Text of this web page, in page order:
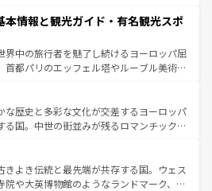
タリアで、忘れられない旅をしてみよう！
リア情報は
の国では、情熱的なフラメンコ、熱気あふ
て美味しいタパスが生活の一部となってい
ードの洗練された雰囲気や、バルセロナの
街角から、地方では古代ローマ遺跡や中世
って風土や気候が異なるスペインはその個
性で訪れる人を魅了する。 なお、新着のスペイン情報は コ
参照してほしい。
本情報と観光ガイド・有名観光スポ
界中の旅行者を魅了し続けるヨーロッパ屈
首都パリのエッフェル塔やルーブル美術館
が詰まっている。華麗な宮殿、歴史的な大
ーチ、そして豊かな自然が、訪れる者を心
また、フランスは美食の国としても知ら
ンの発祥地であるランス、プロヴァンスの
ダー畑など、多彩な楽しみ方が可能だ。さ
の地域にも魅力が溢れており、どの街角に
な歴史と多彩な文化が交差するヨーロッパ
る国。中世の街並みが残るロマンチック街
は、どこを歩いても飽きることがない。ベ
活気、バイエルン州のアルプスの絶景、そ
いのワイン畑といった風景は必見。ビール
きよき伝統と最先端が共存する国。ウェス
院や大英博物館のようなランドマーク、歴